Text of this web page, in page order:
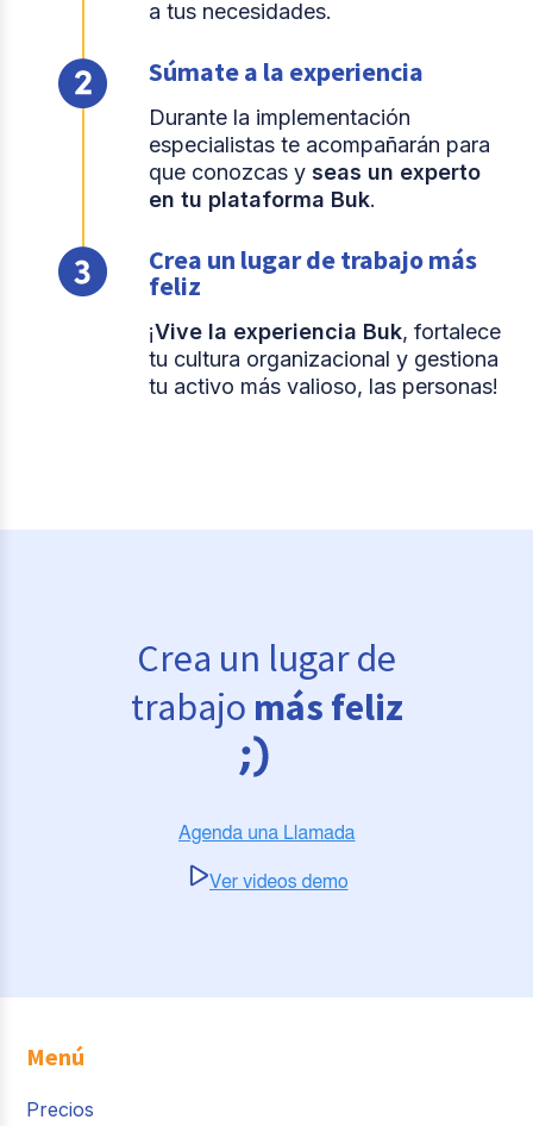
a tus necesidades.
Súmate a la experiencia
Durante la implementación
especialistas te acompañarán para
que conozcas yseas un experto
en tu plataforma Buk.
Crea un lugar de trabajo más
feliz
¡Vive la experiencia Buk, fortalece
tu cultura organizacional y gestiona
tu activo más valioso, las personas!
Crea un lugar de
trabajo más feliz
Menú
Precios